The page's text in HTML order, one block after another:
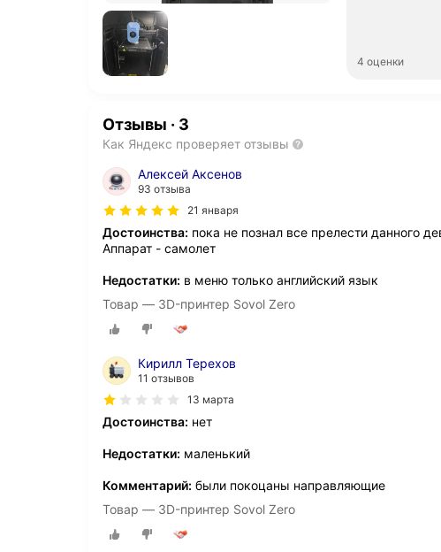
4 оценки
Отзывы · 3
Как Яндекс проверяет отзывы
Алексей Аксенов
93 отзыва
21 января
Достоинства: пока не познал все прелести данного
Аппарат - самолет
Недостатки: в меню только английский язык
Товар — 3D-принтер Sovol Zero
Кирилл Терехов
11 отзывов
13 марта
Достоинства: нет
Недостатки: маленький
Комментарий: были покоцаны направляющие
Товар — 3D-принтер Sovol Zero